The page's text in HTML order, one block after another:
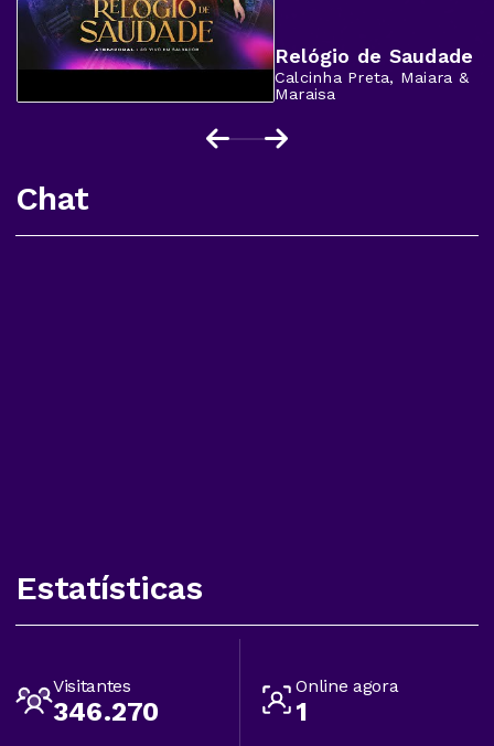
Relógio de Saudade
Calcinha Preta, Maiara &
Maraisa
Chat
Estatísticas
Visitantes
346.270
Online agora
1